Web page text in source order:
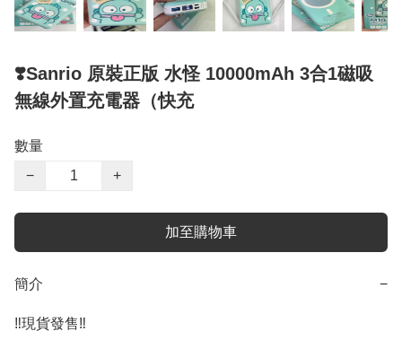
❣️Sanrio 原裝正版 水怪 10000mAh 3合1磁吸
無線外置充電器（快充
數量
−
+
加至購物車
簡介 −
‼️現貨發售‼️